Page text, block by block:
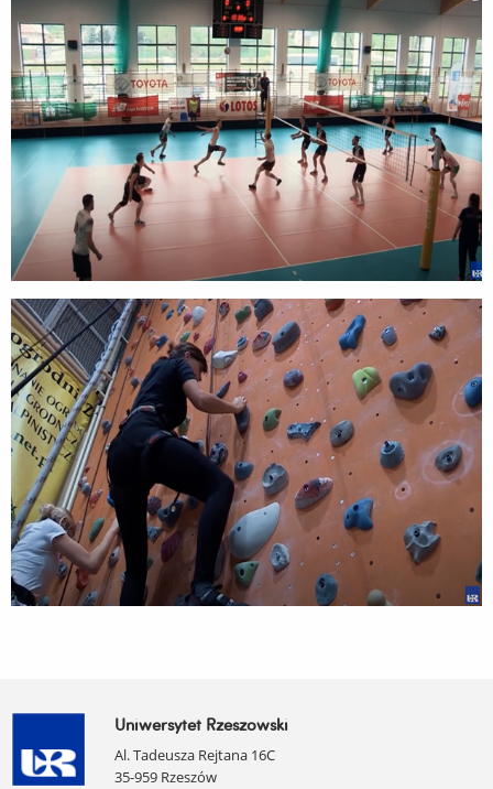
Uniwersytet Rzeszowski
Al. Tadeusza Rejtana 16C
35-959 Rzeszów